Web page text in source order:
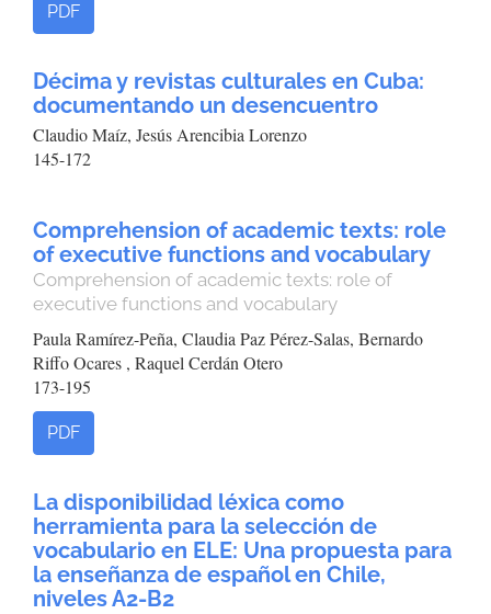
PDF
Décima y revistas culturales en Cuba:
documentando un desencuentro
Claudio Maíz, Jesús Arencibia Lorenzo
145-172
Comprehension of academic texts: role
of executive functions and vocabulary
Comprehension of academic texts: role of
executive functions and vocabulary
Paula Ramírez-Peña, Claudia Paz Pérez-Salas, Bernardo
Riffo Ocares , Raquel Cerdán Otero
173-195
PDF
La disponibilidad léxica como
herramienta para la selección de
vocabulario en ELE: Una propuesta para
la enseñanza de español en Chile,
niveles A2-B2